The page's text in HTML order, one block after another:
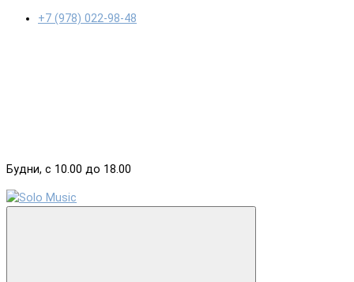
+7 (978) 022-98-48
Будни, с 10.00 до 18.00